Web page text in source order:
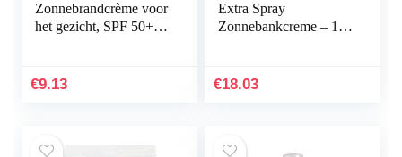
Zonnebrandcrème voor
het gezicht, SPF 50+,
€9.13
Extra Spray
Zonnebankcreme – 175
€18.03